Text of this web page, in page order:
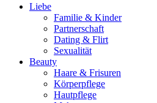
Liebe
Familie & Kinder
Partnerschaft
Dating & Flirt
Sexualität
Beauty
Haare & Frisuren
Körperpflege
Hautpflege